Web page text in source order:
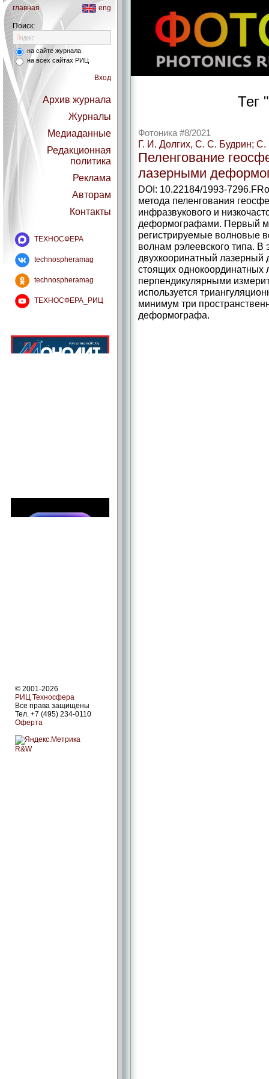
главная eng
Поиск:
на сайте журнала
на всех сайтах РИЦ
Вход
Архив журнала
Журналы
Медиаданные
Редакционная
политика
Реклама
Авторам
Контакты
ТЕХНОСФЕРА
technospheramag
technospheramag
ТЕХНОСФЕРА_РИЦ
© 2001-2026
РИЦ Техносфера
Все права защищены
Тел. +7 (495) 234-0110
Оферта
R&W
Тег
Фотоника #8/2021
Г. И. Долгих, С. С. Будрин; С.
Пеленгование
лазерными
DOI: 10.22184/1993-
метода пеленгования
инфразвукового и
деформографами. Первый
регистрируемые волновые
волнам рэлеевского типа. В
двухкооринатный
стоящих
перпендикулярными
используется
минимум три
деформографа.